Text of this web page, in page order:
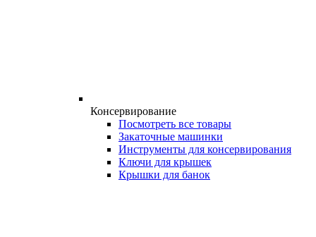
Консервирование
Посмотреть все товары
Закаточные машинки
Инструменты для консервирования
Ключи для крышек
Крышки для банок